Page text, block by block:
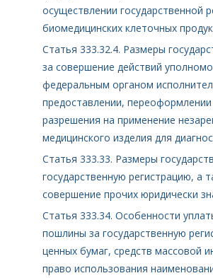
осуществлении государственной
биомедицинских клеточных
Статья 333.32.4. Размеры
за совершение действий
федеральным органом
предоставлении,
разрешения на применение
медицинского изделия для
Статья 333.33. Размеры
государственную регистрацию, а
совершение прочих юридически
Статья 333.34. Особенности
пошлины за государственную
ценных бумаг, средств массовой
право использования